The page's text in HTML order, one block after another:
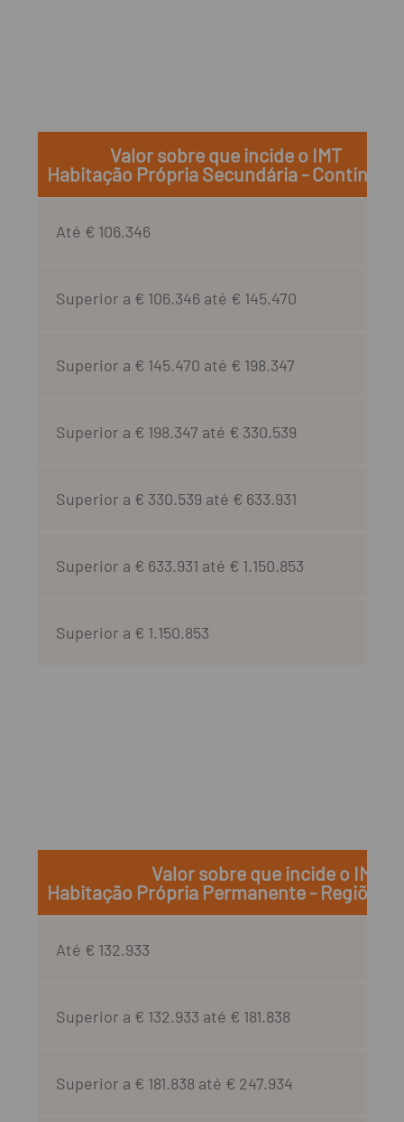
Valor sobre que incide o IMT
Habitação Própria Secundária -
Até € 106.346
Superior a € 106.346 até € 145.470​
Superior a € 145.470 até € 198.347
Superior a € 198.347 até € 330.539
Superior a € 330.539 até € 633.931
Superior a € 633.931 até € 1.150.853
Superior a € 1.150.853
Valor sobre que incide o IMT
Habitação Própria Permanente - Regiões
Até € 132.933
Superior a € 132.933 até € 181.838
Superior a € 181.838 até € 247.934